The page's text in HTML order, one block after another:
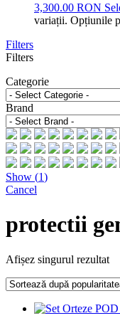
3,300.00 RON
variații. Opțiunile
Filters
Filters
Categorie
Brand
Show (1)
Cancel
protectii
Afișez singurul rezultat